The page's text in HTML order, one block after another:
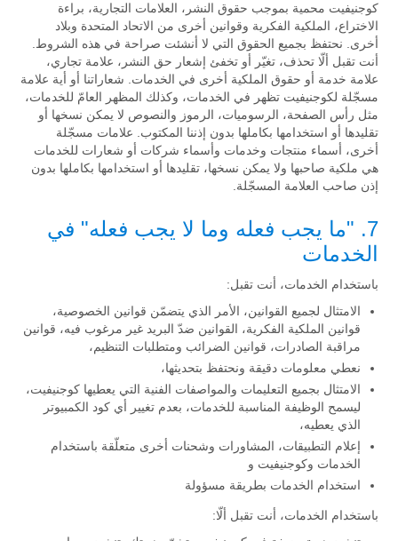
كوجنيفيت محمية بموجب حقوق النشر، العلامات التجارية، براءة
الاختراع، الملكية الفكرية وقوانين أخرى من الاتحاد المتحدة وبلاد
أخرى. نحتفظ بجميع الحقوق التي لا أنشئت صراحة في هذه الشروط.
أنت تقبل ألّا تحذف، تغيّر أو تخفئ إشعار حق النشر، علامة تجاري،
علامة خدمة أو حقوق الملكية أخرى في الخدمات. شعاراتنا أو أية علامة
مسجّلة لكوجنيفيت تظهر في الخدمات، وكذلك المظهر العامّ للخدمات،
مثل رأس الصفحة، الرسوميات، الرموز والنصوص لا يمكن نسخها أو
تقليدها أو استخدامها بكاملها بدون إذننا المكتوب. علامات مسجّلة
أخرى، أسماء منتجات وخدمات وأسماء شركات أو شعارات للخدمات
هي ملكية صاحبها ولا يمكن نسخها، تقليدها أو استخدامها بكاملها بدون
إذن صاحب العلامة المسجّلة.
7. "ما يجب فعله وما لا يجب فعله" في
الخدمات
باستخدام الخدمات، أنت تقبل:
الامتثال لجميع القوانين، الأمر الذي يتضمّن قوانين الخصوصية،
قوانين الملكية الفكرية، القوانين ضدّ البريد غير مرغوب فيه، قوانين
مراقبة الصادرات، قوانين الضرائب ومتطلبات التنظيم،
نعطي معلومات دقيقة ونحتفظ بتحديثها،
الامتثال بجميع التعليمات والمواصفات الفنية التي يعطيها كوجنيفيت،
ليسمح الوظيفة المناسبة للخدمات، بعدم تغيير أي كود الكمبيوتر
الذي يعطيه،
إعلام التطبيقات، المشاورات وشحنات أخرى متعلّقة باستخدام
الخدمات وكوجنيفيت و
استخدام الخدمات بطريقة مسؤولة
باستخدام الخدمات، أنت تقبل ألّا: